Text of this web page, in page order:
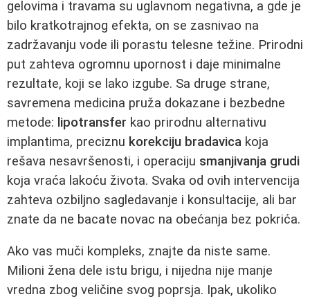
gelovima i travama su uglavnom negativna, a gde je
bilo kratkotrajnog efekta, on se zasnivao na
zadržavanju vode ili porastu telesne težine. Prirodni
put zahteva ogromnu upornost i daje minimalne
rezultate, koji se lako izgube. Sa druge strane,
savremena medicina pruža dokazane i bezbedne
metode: lipotransfer kao prirodnu alternativu
implantima, preciznu korekciju bradavica koja
rešava nesavršenosti, i operaciju smanjivanja grudi
koja vraća lakoću života. Svaka od ovih intervencija
zahteva ozbiljno sagledavanje i konsultacije, ali bar
znate da ne bacate novac na obećanja bez pokrića.
Ako vas muči kompleks, znajte da niste same.
Milioni žena dele istu brigu, i nijedna nije manje
vredna zbog veličine svog poprsja. Ipak, ukoliko